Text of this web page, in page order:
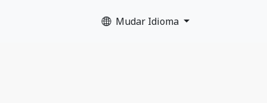
Mudar Idioma